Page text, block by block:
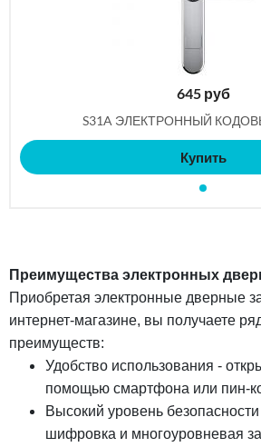
645 руб
S31A ЭЛЕКТРОННЫЙ
Купить
Преимущества электронных
Приобретая электронные дверные
интернет-магазине, вы получаете
преимуществ:
Удобство использования -
помощью смартфона или пин-
Высокий уровень
шифровка и многоуровневая